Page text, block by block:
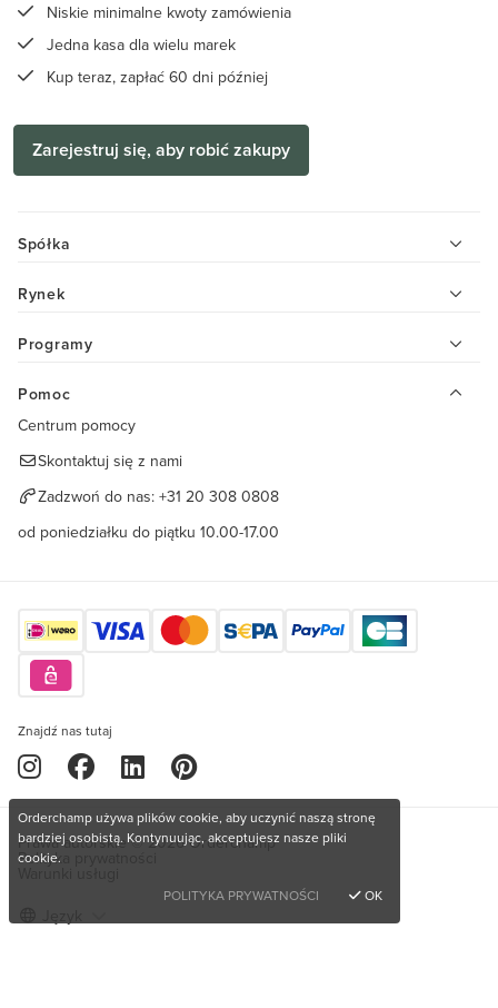
Niskie minimalne kwoty zamówienia
Jedna kasa dla wielu marek
Kup teraz, zapłać 60 dni później
Zarejestruj się, aby robić zakupy
Spółka
Rynek
Programy
Pomoc
Centrum pomocy
Skontaktuj się z nami
Zadzwoń do nas: +31 20 308 0808
od poniedziałku do piątku 10.00-17.00
Znajdź nas tutaj
Prawa autorskie © 2026 Orderchamp
Polityka prywatności
Orderchamp używa plików cookie, aby uczynić naszą stronę
bardziej osobistą. Kontynuując, akceptujesz nasze pliki
cookie.
POLITYKA PRYWATNOŚCI
OK